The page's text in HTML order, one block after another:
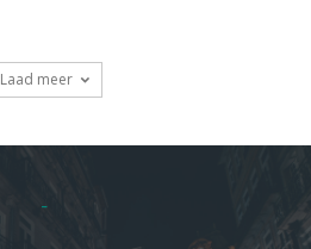
Laad meer
-